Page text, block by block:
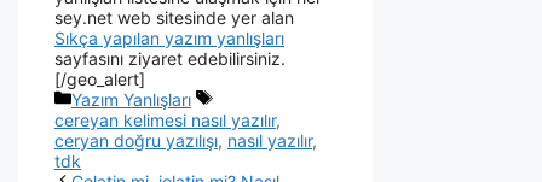
sey.net web sitesinde yer alan
Sıkça yapılan yazım yanlışları
sayfasını ziyaret edebilirsiniz.
[/geo_alert]
Yazım Yanlışları
cereyan kelimesi nasıl yazılır,
ceryan doğru yazılışı, nasıl yazılır,
tdk